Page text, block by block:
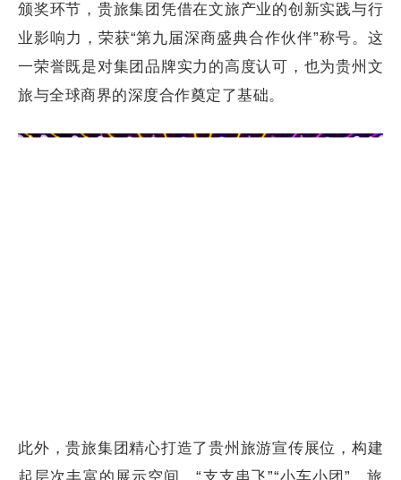
颁奖环节，贵旅集团凭借在文旅产业的创新实践与行
业影响力，荣获“第九届深商盛典合作伙伴”称号。这
一荣誉既是对集团品牌实力的高度认可，也为贵州文
旅与全球商界的深度合作奠定了基础。
此外，贵旅集团精心打造了贵州旅游宣传展位，构建